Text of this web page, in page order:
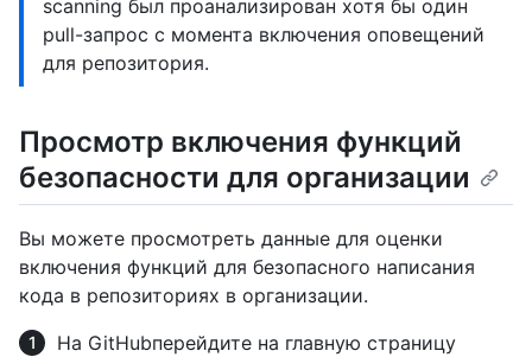
scanning был проанализирован хотя бы один
pull-запрос с момента включения оповещений
для репозитория.
Просмотр включения функций
безопасности для организации
Вы можете просмотреть данные для оценки
включения функций для безопасного написания
кода в репозиториях в организации.
На GitHubперейдите на главную страницу